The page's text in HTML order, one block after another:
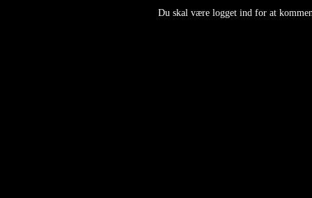
Du skal være logget ind for at